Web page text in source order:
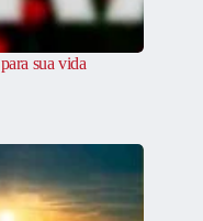
sua vida